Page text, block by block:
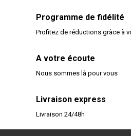
Programme de fidélité
Profitez de réductions gràce à
A votre écoute
Nous sommes là pour vous
Livraison express
Livraison 24/48h